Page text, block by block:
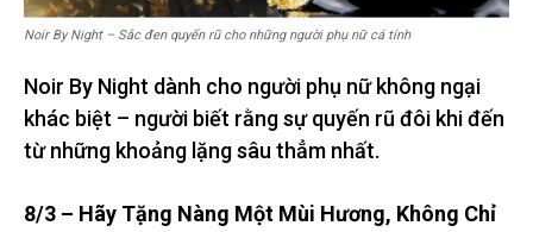
Noir By Night – Sắc đen quyến rũ cho những người phụ nữ cá tính
Noir By Night dành cho người phụ nữ không ngại
khác biệt – người biết rằng sự quyến rũ đôi khi đến
từ những khoảng lặng sâu thẳm nhất.
8/3 – Hãy Tặng Nàng Một Mùi Hương, Không Chỉ